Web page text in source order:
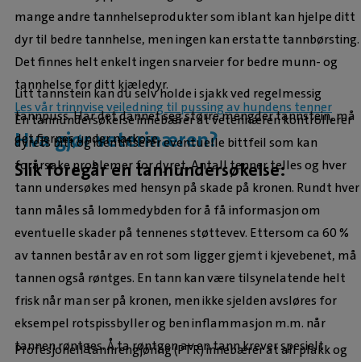
mange andre tannhelseprodukter som iblant kan hjelpe ditt
dyr til bedre tannhelse, men ingen kan erstatte tannbørsting.
Det finnes helt enkelt ingen snarveier for bedre munn- og
tannhelse for ditt kjæledyr.
Les vår trinnvise veiledning til pussing av hundens tenner
Hva gjør veterinæren?
Litt tannstein kan du selv holde i sjakk ved regelmessig
tannpuss. Har det dannet seg større mengder tannstein, må
det fjernes under narkose.
Slik foregår en tannundersøkelse:
En tannundersøkelse innebærer at veterinæren kontrollerer
dyrets bitt og identifiserer eventuelle bittfeil som kan
forårsake problemer for dyret. Antall tenner telles og hver
tann undersøkes med hensyn på skade på kronen. Rundt hver
tann måles så lommedybden for å få informasjon om
eventuelle skader på tennenes støttevev. Ettersom ca 60 %
av tannen består av en rot som ligger gjemt i kjevebenet, må
tannen også røntges. En tann kan være tilsynelatende helt
frisk når man ser på kronen, men ikke sjelden avsløres for
eksempel rotspissbyller og ben inflammasjon m.m. når
tannen røntges. Å ta røntgen av en tann krever spesielt
Profesjonell tannrengjøring (PTR) innebærer at all plakk og